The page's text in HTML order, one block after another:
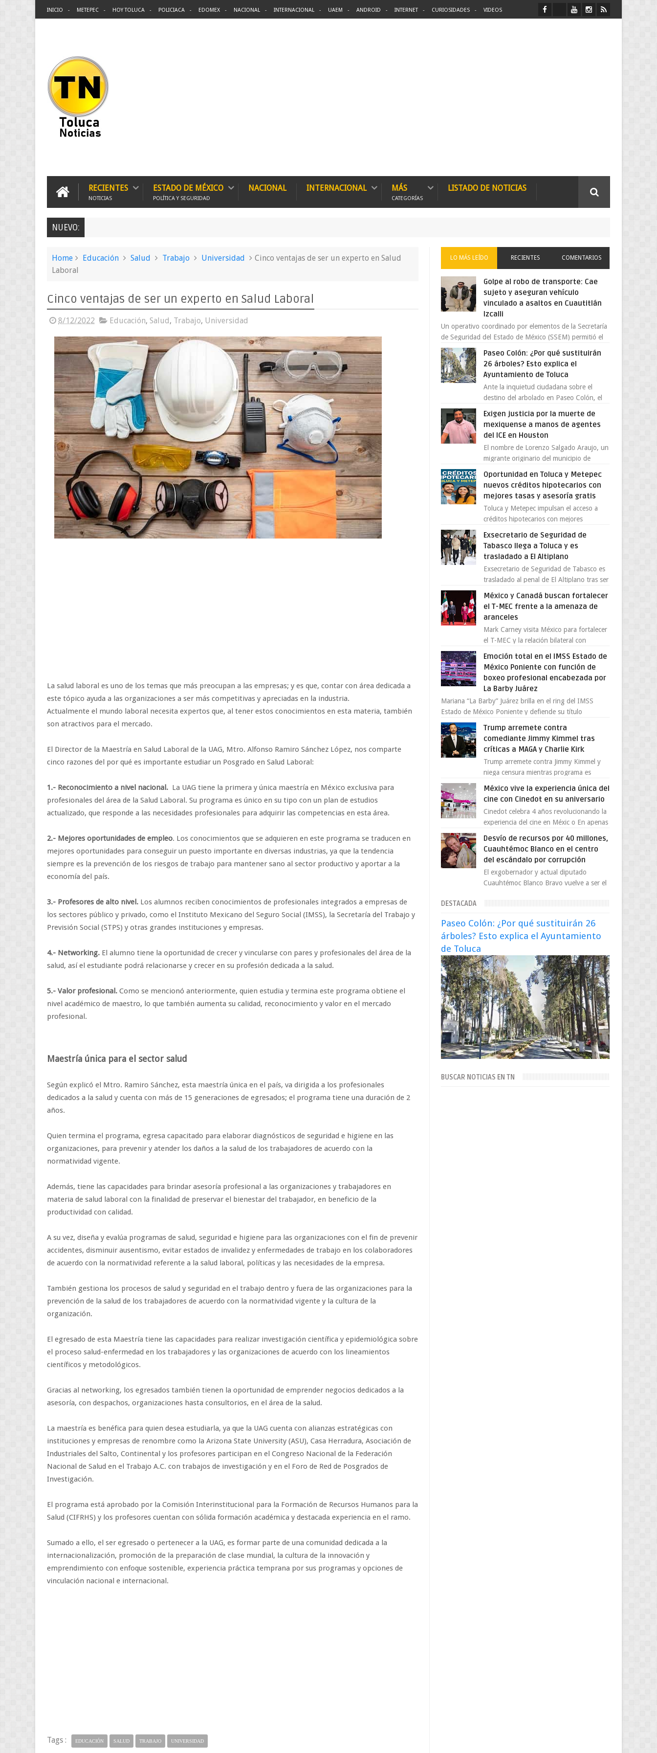
INICIO METEPEC HOY TOLUCA POLICIACA EDOMEX NACIONAL INTERNACIONAL UAEM ANDROID INTERNET CURIOSIDADES VIDEOS
RECIENTES
NOTICIAS
ESTADO DE MÉXICO
POLÍTICA Y SEGURIDAD
NACIONAL INTERNACIONAL MÁS
CATEGORÍAS
LISTADO DE NOTICIAS
NUEVO:
Home Educación Salud Trabajo Universidad
Cinco ventajas de ser un experto en Salud
Laboral
Cinco ventajas de ser un experto en Salud Laboral
8/12/2022 Educación, Salud, Trabajo, Universidad
La salud laboral es uno de los temas que más preocupan a las empresas; y es que, contar con área dedicada a
este tópico ayuda a las organizaciones a ser más competitivas y apreciadas en la industria.
Actualmente el mundo laboral necesita expertos que, al tener estos conocimientos en esta materia, también
son atractivos para el mercado.
El Director de la Maestría en Salud Laboral de la UAG, Mtro. Alfonso Ramiro Sánchez López, nos comparte
cinco razones del por qué es importante estudiar un Posgrado en Salud Laboral:
1.- Reconocimiento a nivel nacional. La UAG tiene la primera y única maestría en México exclusiva para
profesionales del área de la Salud Laboral. Su programa es único en su tipo con un plan de estudios
actualizado, que responde a las necesidades profesionales para adquirir las competencias en esta área.
2.- Mejores oportunidades de empleo. Los conocimientos que se adquieren en este programa se traducen en
mejores oportunidades para conseguir un puesto importante en diversas industrias, ya que la tendencia
siempre es la prevención de los riesgos de trabajo para mantener sano al sector productivo y aportar a la
economía del país.
3.- Profesores de alto nivel. Los alumnos reciben conocimientos de profesionales integrados a empresas de
los sectores público y privado, como el Instituto Mexicano del Seguro Social (IMSS), la Secretaría del Trabajo y
Previsión Social (STPS) y otras grandes instituciones y empresas.
4.- Networking. El alumno tiene la oportunidad de crecer y vincularse con pares y profesionales del área de la
salud, así el estudiante podrá relacionarse y crecer en su profesión dedicada a la salud.
5.- Valor profesional. Como se mencionó anteriormente, quien estudia y termina este programa obtiene el
nivel académico de maestro, lo que también aumenta su calidad, reconocimiento y valor en el mercado
profesional.
Maestría única para el sector salud
Según explicó el Mtro. Ramiro Sánchez, esta maestría única en el país, va dirigida a los profesionales
dedicados a la salud y cuenta con más de 15 generaciones de egresados; el programa tiene una duración de 2
años.
Quien termina el programa, egresa capacitado para elaborar diagnósticos de seguridad e higiene en las
organizaciones, para prevenir y atender los daños a la salud de los trabajadores de acuerdo con la
normatividad vigente.
Además, tiene las capacidades para brindar asesoría profesional a las organizaciones y trabajadores en
materia de salud laboral con la finalidad de preservar el bienestar del trabajador, en beneficio de la
productividad con calidad.
A su vez, diseña y evalúa programas de salud, seguridad e higiene para las organizaciones con el fin de prevenir
accidentes, disminuir ausentismo, evitar estados de invalidez y enfermedades de trabajo en los colaboradores
de acuerdo con la normatividad referente a la salud laboral, políticas y las necesidades de la empresa.
También gestiona los procesos de salud y seguridad en el trabajo dentro y fuera de las organizaciones para la
prevención de la salud de los trabajadores de acuerdo con la normatividad vigente y la cultura de la
organización.
El egresado de esta Maestría tiene las capacidades para realizar investigación científica y epidemiológica sobre
el proceso salud-enfermedad en los trabajadores y las organizaciones de acuerdo con los lineamientos
científicos y metodológicos.
Gracias al networking, los egresados también tienen la oportunidad de emprender negocios dedicados a la
asesoría, con despachos, organizaciones hasta consultorios, en el área de la salud.
La maestría es benéfica para quien desea estudiarla, ya que la UAG cuenta con alianzas estratégicas con
instituciones y empresas de renombre como la Arizona State University (ASU), Casa Herradura, Asociación de
Industriales del Salto, Continental y los profesores participan en el Congreso Nacional de la Federación
Nacional de Salud en el Trabajo A.C. con trabajos de investigación y en el Foro de Red de Posgrados de
Investigación.
El programa está aprobado por la Comisión Interinstitucional para la Formación de Recursos Humanos para la
Salud (CIFRHS) y los profesores cuentan con sólida formación académica y destacada experiencia en el ramo.
Sumado a ello, el ser egresado o pertenecer a la UAG, es formar parte de una comunidad dedicada a la
internacionalización, promoción de la preparación de clase mundial, la cultura de la innovación y
emprendimiento con enfoque sostenible, experiencia práctica temprana por sus programas y opciones de
vinculación nacional e internacional.
Tags : EDUCACIÓN SALUD TRABAJO UNIVERSIDAD
LO MÁS LEÍDO RECIENTES COMENTARIOS
Golpe al robo de transporte: Cae
sujeto y aseguran vehículo
vinculado a asaltos en Cuautitlán
Izcalli
Un operativo coordinado por elementos de la Secretaría
de Seguridad del Estado de México (SSEM) permitió el
aseguramiento de un vehículo vin...
Paseo Colón: ¿Por qué sustituirán
26 árboles? Esto explica el
Ayuntamiento de Toluca
Ante la inquietud ciudadana sobre el
destino del arbolado en Paseo Colón, el
solo 26 ejemplares será...
Exigen justicia por la muerte de
mexiquense a manos de agentes
del ICE en Houston
El nombre de Lorenzo Salgado Araujo, un
migrante originario del municipio de
convertido en el centro de un...
Oportunidad en Toluca y Metepec
nuevos créditos hipotecarios con
mejores tasas y asesoría gratis
Toluca y Metepec impulsan el acceso a
créditos hipotecarios con mejores
emprendedores Con la creciente neces...
Exsecretario de Seguridad de
Tabasco llega a Toluca y es
trasladado a El Altiplano
Exsecretario de Seguridad de Tabasco es
trasladado al penal de El Altiplano tras ser
Seguridad Públi...
México y Canadá buscan fortalecer
el T-MEC frente a la amenaza de
aranceles
Mark Carney visita México para fortalecer
el T-MEC y la relación bilateral con
Emoción total en el IMSS Estado de
México Poniente con función de
boxeo profesional encabezada por
La Barby Juárez
Mariana “La Barby” Juárez brilla en el ring del IMSS
Estado de México Poniente y defiende su título
Supergallo La Unidad Deportiva Cuauhtémo...
Trump arremete contra
comediante Jimmy Kimmel tras
críticas a MAGA y Charlie Kirk
Trump arremete contra Jimmy Kimmel y
niega censura mientras programa es
programa Jimmy Kimmel Live! ...
México vive la experiencia única del
cine con Cinedot en su aniversario
Cinedot celebra 4 años revolucionando la
experiencia del cine en Méxic o En apenas
cuatro años, Cinedot ha demostrado que
Desvío de recursos por 40 millones,
Cuauhtémoc Blanco en el centro
del escándalo por corrupción
El exgobernador y actual diputado
Cuauhtémoc Blanco Bravo vuelve a ser el
enfrentando señalamientos por...
DESTACADA
Paseo Colón: ¿Por qué sustituirán 26
árboles? Esto explica el Ayuntamiento
de Toluca
BUSCAR NOTICIAS EN TN